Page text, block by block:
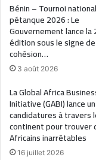
Bénin – Tournoi
pétanque 2026 : Le
Gouvernement lance la
édition sous le signe
cohésion…
3 août 2026
La Global Africa
Initiative (GABI) lance
candidatures à travers
continent pour trouver
Africains inarrêtables
16 juillet 2026